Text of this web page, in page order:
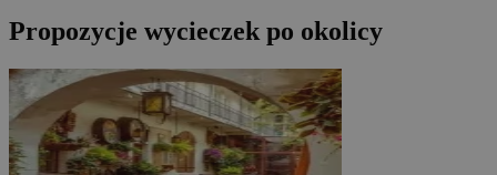
Propozycje wycieczek po okolicy